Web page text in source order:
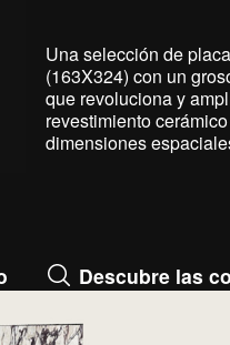
Una selección de
(163X324) con un
que revoluciona y
revestimiento
dimensiones
Descubre las